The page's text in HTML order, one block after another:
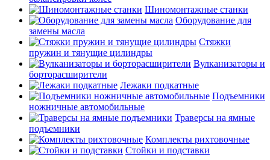
Шиномонтажные станки
Оборудование для
замены масла
Стяжки
пружин и тянущие цилиндры
Вулканизаторы и
борторасширители
Лежаки подкатные
Подъемники
ножничные автомобильные
Траверсы на ямные
подъемники
Комплекты рихтовочные
Стойки и подставки